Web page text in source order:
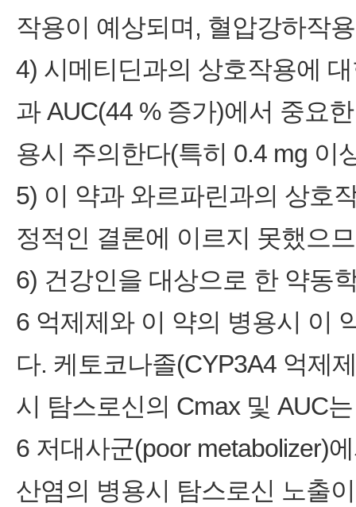
작용이 예상되며, 혈압강하작
4) 시메티딘과의 상호작용에
과 AUC(44 % 증가)에서 중요
용시 주의한다(특히 0.4 mg 이
5) 이 약과 와르파린과의 상호
정적인 결론에 이르지 못했으
6) 건강인을 대상으로 한 약동
6 억제제와 이 약의 병용시 이
다. 케토코나졸(CYP3A4 억제
시 탐스로신의 Cmax 및 AUC
6 저대사군(poor metabolizer)
산염의 병용시 탐스로신 노출